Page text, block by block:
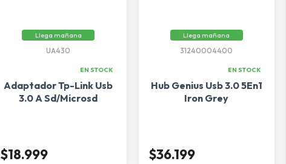
Llega mañana
UA430
EN STOCK
Adaptador Tp-Link Usb
3.0 A Sd/Microsd
$18.999
Llega mañana
31240004400
EN STOCK
Hub Genius Usb 3.0 5En1
Iron Grey
$36.199